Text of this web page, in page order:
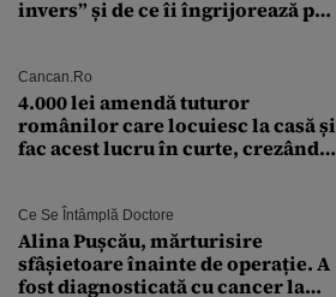
invers” și de ce îi îngrijorează pe
Cancan.ro
4.000 lei amendă tuturor
românilor care locuiesc la casă și
fac acest lucru în curte, crezând
Ce Se Întâmplă Doctore
Alina Pușcău, mărturisire
sfâșietoare înainte de operație. A
fost diagnosticată cu cancer la